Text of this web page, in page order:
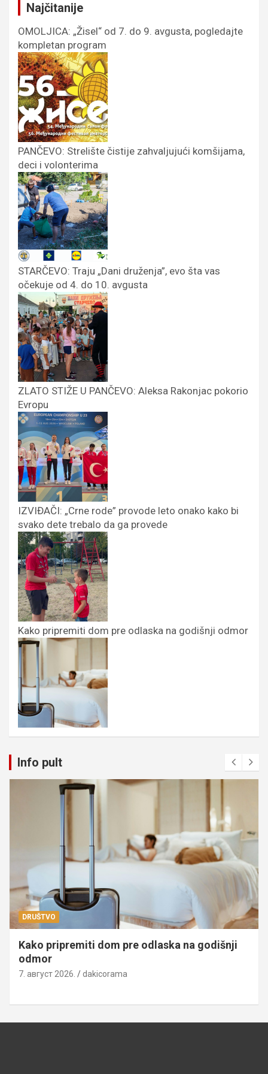
Najčitanije
OMOLJICA: „Žisel“ od 7. do 9. avgusta, pogledajte
kompletan program
PANČEVO: Strelište čistije zahvaljujući komšijama,
deci i volonterima
STARČEVO: Traju „Dani druženja”, evo šta vas
očekuje od 4. do 10. avgusta
ZLATO STIŽE U PANČEVO: Aleksa Rakonjac pokorio
Evropu
IZVIĐAČI: „Crne rode” provode leto onako kako bi
svako dete trebalo da ga provede
Kako pripremiti dom pre odlaska na godišnji odmor
Info pult
DRUŠTVO
Kako pripremiti dom pre odlaska na godišnji
odmor
7. август 2026. dakicorama